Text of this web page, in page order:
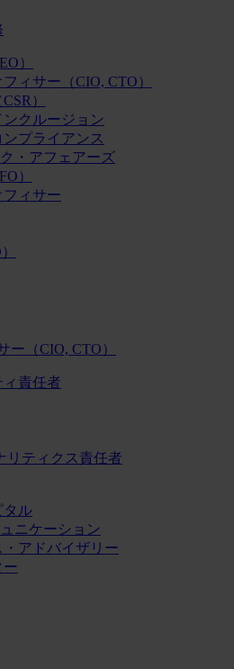
）
ィサー（CIO, CTO）
）
クルージョン
プライアンス
・アフェアーズ
）
ィサー
ー（CIO, CTO）
責任者
リティクス責任者
タル
ニケーション
アドバイザリー
ー